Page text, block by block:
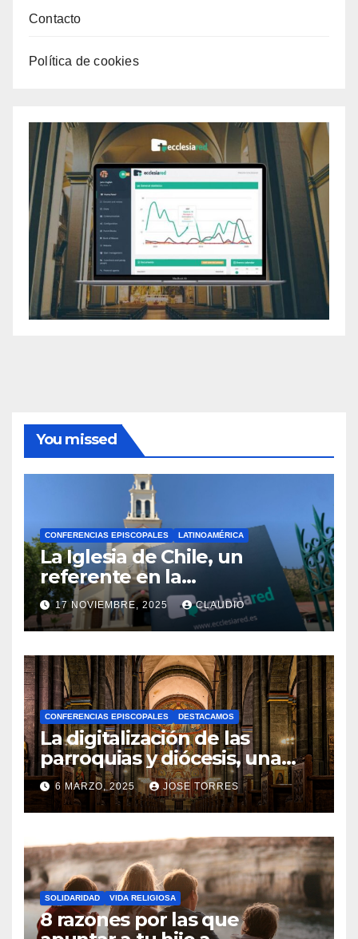
Contacto
Política de cookies
You missed
CONFERENCIAS EPISCOPALES LATINOAMÉRICA
La Iglesia de Chile, un
referente en la
transformación digital
gracias a Ecclesiared
17 NOVIEMBRE, 2025 CLAUDIO
N
O
H
A
Y
C
O
M
N
T
A
R
CONFERENCIAS EPISCOPALES DESTACAMOS
La digitalización de las
parroquias y diócesis, una
realidad ya para el futuro de
la Iglesia
6 MARZO, 2025 JOSE TORRES
N
O
H
A
Y
SOLIDARIDAD VIDA RELIGIOSA
8 razones por las que